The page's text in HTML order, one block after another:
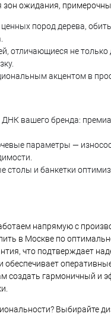
ожидания,
пород дерева,
отличающиеся не
акцентом в
вашего бренда:
параметры —
столы и банкетки
напрямую с
в Москве по
что подтверждает
гармоничный и
Выбирайте